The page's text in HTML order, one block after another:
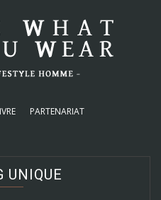
PARTENARIAT
UNIQUE